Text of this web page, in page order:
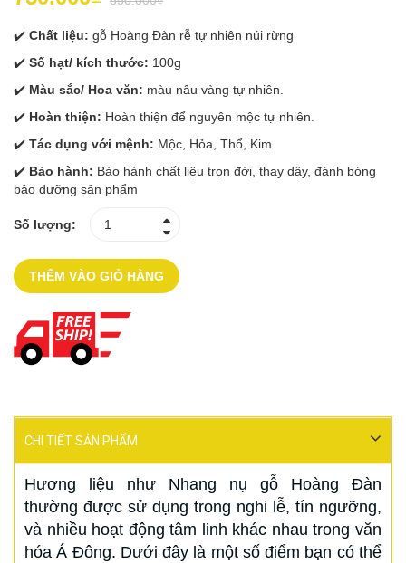
✔️ Chất liệu: gỗ Hoàng Đàn rễ tự nhiên núi rừng
✔️ Số hạt/ kích thước: 100g
✔️ Màu sắc/ Hoa văn: màu nâu vàng tự nhiên.
✔️ Hoàn thiện: Hoàn thiện để nguyên mộc tự nhiên.
✔️ Tác dụng với mệnh: Mộc, Hỏa, Thổ, Kim
✔️ Bảo hành: Bảo hành chất liệu trọn đời, thay dây, đánh bóng
bảo dưỡng sản phẩm
Số lượng:
THÊM VÀO GIỎ HÀNG
CHI TIẾT SẢN PHẨM
Hương liệu như Nhang nụ gỗ Hoàng Đàn
thường được sử dụng trong nghi lễ, tín ngưỡng,
và nhiều hoạt động tâm linh khác nhau trong văn
hóa Á Đông. Dưới đây là một số điểm bạn có thể